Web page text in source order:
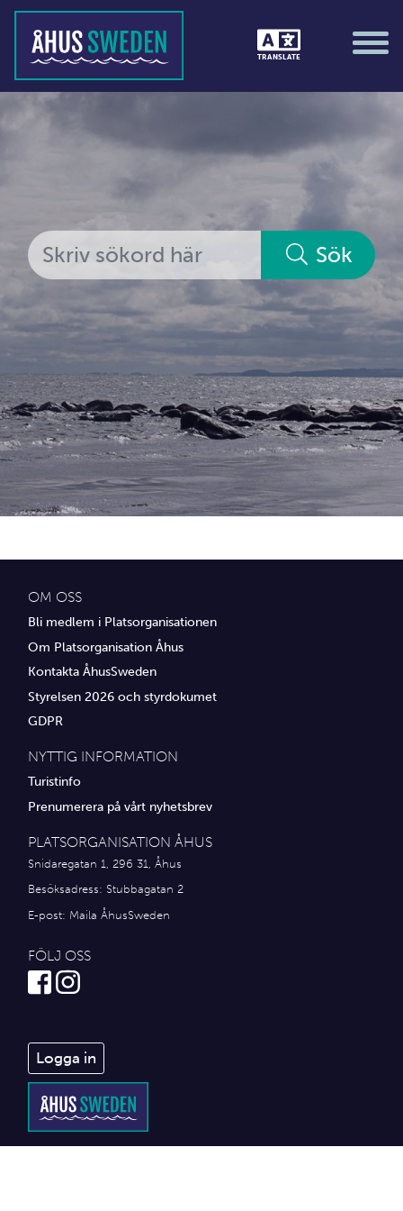
TRANSLATE
Tävlingar &amp; matcher
Alla medlemmar
Ekonomi &amp; juridik
Hantverkare
Hus &amp; hem
Ideella föreningar
Idrottsföreningar
Media
Transport
Övrig service
Sök
OM OSS
Bli medlem i Platsorganisationen
Om Platsorganisation Åhus
Kontakta ÅhusSweden
Styrelsen 2026 och styrdokumet
GDPR
NYTTIG INFORMATION
Turistinfo
Prenumerera på vårt nyhetsbrev
PLATSORGANISATION ÅHUS
Snidaregatan 1, 296 31, Åhus
Besöksadress: Stubbagatan 2
E-post: Maila ÅhusSweden
FÖLJ OSS
Logga in